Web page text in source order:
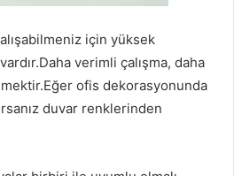
için yüksek
verimli çalışma, daha
ofis dekorasyonunda
duvar renklerinden